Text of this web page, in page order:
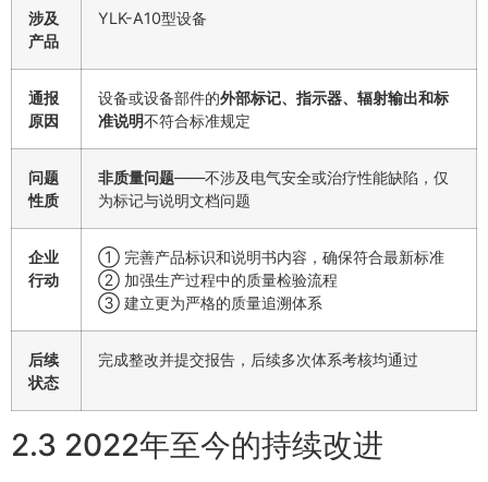
涉及
产品
YLK-A10型设备
通报
原因
设备或设备部件的外部标记、指示器、辐射输出和标
准说明不符合标准规定
问题
性质
非质量问题——不涉及电气安全或治疗性能缺陷，仅
为标记与说明文档问题
企业
行动
① 完善产品标识和说明书内容，确保符合最新标准
② 加强生产过程中的质量检验流程
③ 建立更为严格的质量追溯体系
后续
状态
完成整改并提交报告，后续多次体系考核均通过
2.3 2022年至今的持续改进